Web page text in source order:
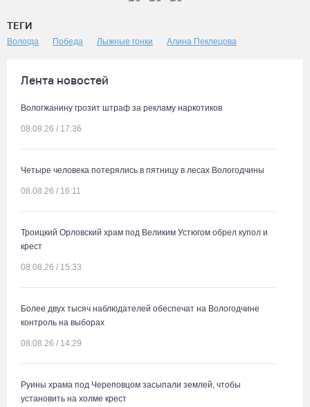
ТЕГИ
Вологда Победа Лыжные гонки Алина Пеклецова
Лента новостей
Вологжанину грозит штраф за рекламу наркотиков
08.08.26 / 17:36
Четыре человека потерялись в пятницу в лесах Вологодчины
08.08.26 / 16:11
Троицкий Орловский храм под Великим Устюгом обрел купол и
крест
08.08.26 / 15:33
Более двух тысяч наблюдателей обеспечат на Вологодчине
контроль на выборах
08.08.26 / 14:29
Руины храма под Череповцом засыпали землей, чтобы
установить на холме крест